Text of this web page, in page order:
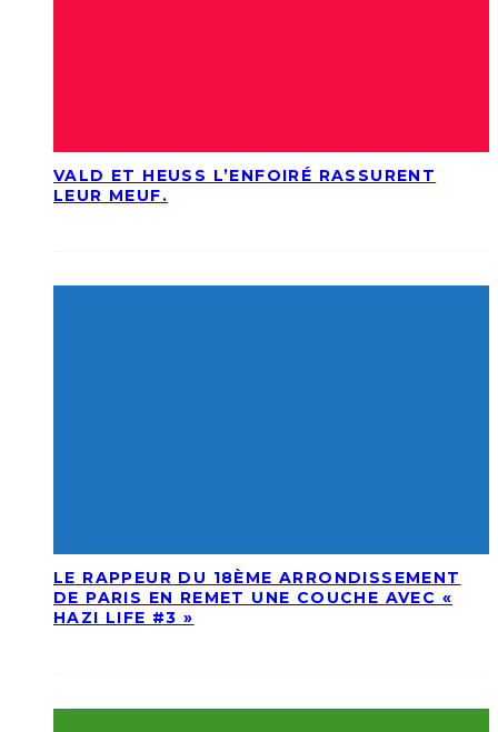
VALD ET HEUSS L’ENFOIRÉ RASSURENT
LEUR MEUF.
LE RAPPEUR DU 18ÈME ARRONDISSEMENT
DE PARIS EN REMET UNE COUCHE AVEC «
HAZI LIFE #3 »